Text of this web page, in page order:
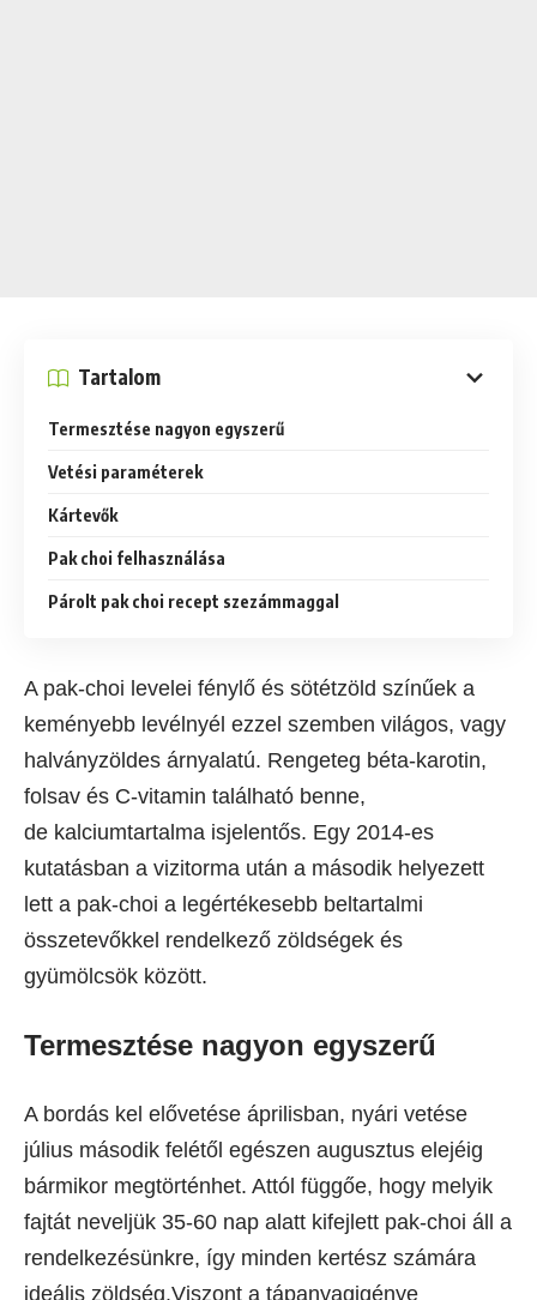
Tartalom
Termesztése nagyon egyszerű
Vetési paraméterek
Kártevők
Pak choi felhasználása
Párolt pak choi recept szezámmaggal
A pak-choi levelei fénylő és sötétzöld színűek a
keményebb levélnyél ezzel szemben világos, vagy
halványzöldes árnyalatú. Rengeteg béta-karotin,
folsav és C-vitamin található benne,
de kalciumtartalma isjelentős. Egy 2014-es
kutatásban a vizitorma után a második helyezett
lett a pak-choi a legértékesebb beltartalmi
összetevőkkel rendelkező zöldségek és
gyümölcsök között.
Termesztése nagyon egyszerű
A bordás kel elővetése áprilisban, nyári vetése
július második felétől egészen augusztus elejéig
bármikor megtörténhet. Attól függőe, hogy melyik
fajtát neveljük 35-60 nap alatt kifejlett pak-choi áll a
rendelkezésünkre, így minden kertész számára
ideális zöldség.Viszont a tápanyagigénye